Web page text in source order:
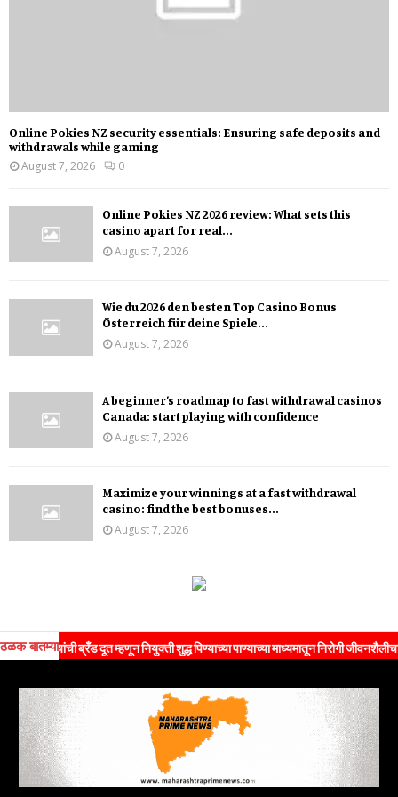
Online Pokies NZ security essentials: Ensuring safe deposits and
withdrawals while gaming
August 7, 2026
0
Online Pokies NZ 2026 review: What sets this
casino apart for real...
August 7, 2026
Wie du 2026 den besten Top Casino Bonus
Österreich für deine Spiele...
August 7, 2026
A beginner’s roadmap to fast withdrawal casinos
Canada: start playing with confidence
August 7, 2026
Maximize your winnings at a fast withdrawal
casino: find the best bonuses...
August 7, 2026
ठळक बातम्या
ब्रँड दूत म्हणून नियुक्ती शुद्ध पिण्याच्या पाण्याच्या माध्यमातून निरोगी जीवनशैलीचा संदेश